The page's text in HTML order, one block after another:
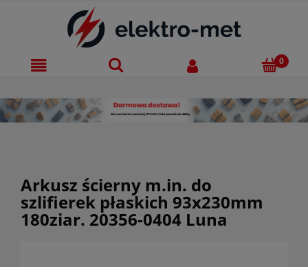
Arkusz ścierny m.in. do
szlifierek płaskich 93x230mm
180ziar. 20356-0404 Luna